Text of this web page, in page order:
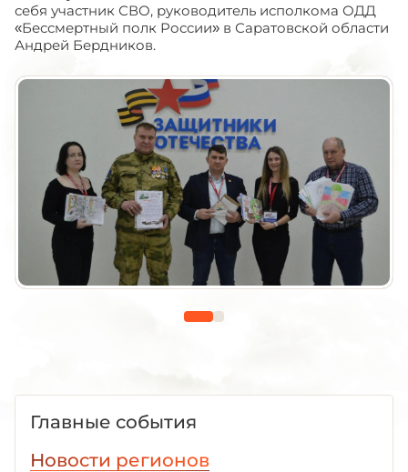
себя участник СВО, руководитель исполкома ОДД
«Бессмертный полк России» в Саратовской области
Андрей Бердников.
Главные события
Новости регионов